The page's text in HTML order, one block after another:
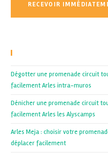
Dégotter une promenade circuit
facilement Arles intra-muros
Dénicher une promenade circuit
facilement Arles les Alyscamps
Arles Meja : choisir votre
déplacer facilement